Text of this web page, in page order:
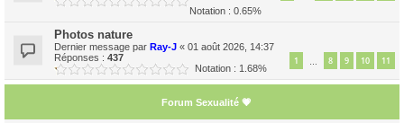
Notation : 0.65%
Photos nature
Dernier message par Ray-J « 01 août 2026, 14:37
Réponses : 437 1 8 9 10 11
Notation : 1.68%
Forum Sexualité 💗